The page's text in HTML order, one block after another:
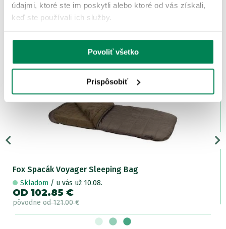
údajmi, ktoré ste im poskytli alebo ktoré od vás získali,
keď ste používali ich služby.
Povoliť všetko
Prispôsobiť
počet recenzií: 1
3 varianty
Fox Spacák Voyager Sleeping Bag
Skladom / u vás už 10.08.
OD 102.85 €
pôvodne od 121.00 €